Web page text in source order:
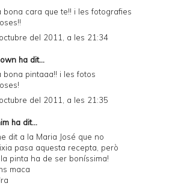
bona cara que te!! i les fotografies
del 2011, a les 21:34
ha dit...
bona pintaaa!! i les fotos
del 2011, a les 21:35
ha dit...
dit a la Maria José que no
pasa aquesta recepta, però
pinta ha de ser boníssima!
maca